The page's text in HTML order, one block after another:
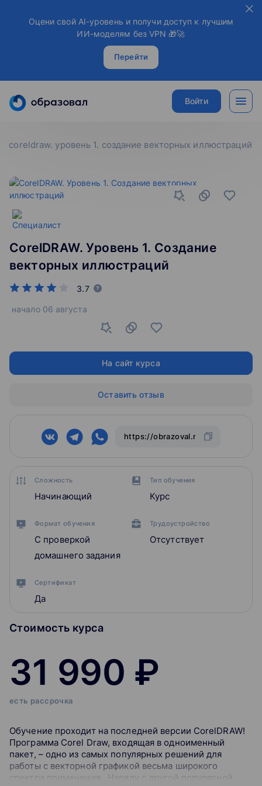
Оцени свой AI-уровень и получи доступ к лучшим
ИИ-моделям без VPN 🎁🚀
Перейти
Войти
coreldraw. уровень 1. создание векторных иллюстраций
Сложность
Начинающий
Тип обучения
Курс
Формат обучения
С проверкой
домашнего задания
Трудоустройство
Отсутствует
Сертификат
Да
Стоимость курса
31 990 ₽
есть рассрочка
Обучение проходит на последней версии CorelDRAW!
Программа Corel Draw, входящая в одноименный
пакет, – одно из самых популярных решений для
работы с векторной графикой весьма широкого
спектра применения. Наряду с другой популярной
CorelDRAW. Уровень 1. Создание
векторных иллюстраций
3.7
начало 06 августа
На сайт курса
Оставить отзыв